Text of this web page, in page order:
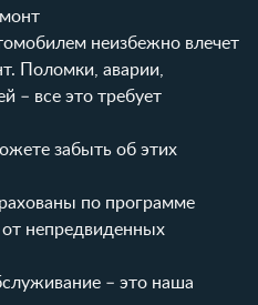
неизбежно влечет
Поломки, аварии,
– все это требует
забыть об этих
по программе
непредвиденных
– это наша